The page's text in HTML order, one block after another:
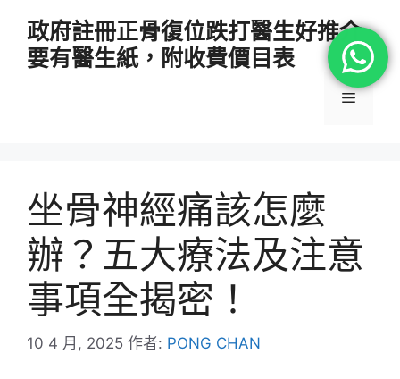
政府註冊正骨復位跌打醫生好推介
要有醫生紙，附收費價目表
選
坐骨神經痛該怎麼
辦？五大療法及注意
事項全揭密！
10 4 月, 2025 作者: PONG CHAN